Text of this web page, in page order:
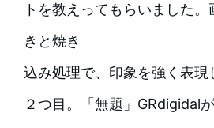
トを教えってもらいました
きと焼き
込み処理で、印象を強く表現
２つ目。「無題」GRdigidal